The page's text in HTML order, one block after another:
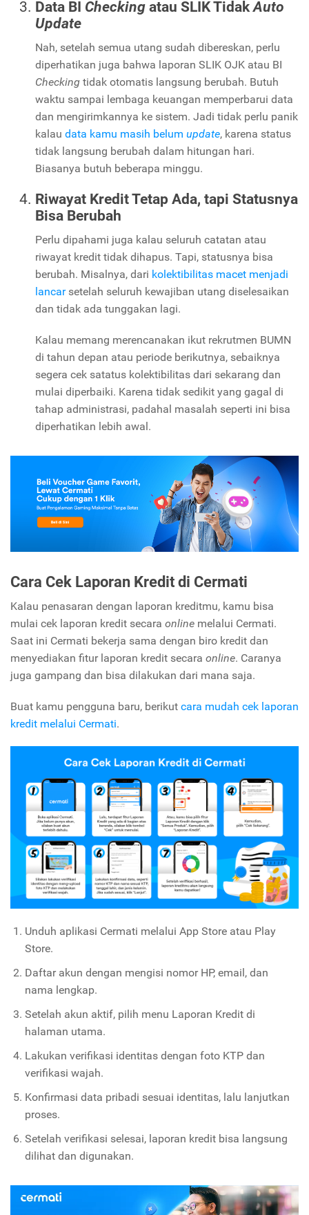
Data BI Checking atau SLIK TidakAuto
Update
Nah, setelah semua utang sudah dibereskan, perlu
diperhatikan juga bahwa laporan SLIK OJK atau BI
Checking tidak otomatis langsung berubah. Butuh
waktu sampai lembaga keuangan memperbarui data
dan mengirimkannya ke sistem. Jadi tidak perlu panik
kalau data kamu masih belum update, karena status
tidak langsung berubah dalam hitungan hari.
Biasanya butuh beberapa minggu.
Riwayat Kredit Tetap Ada, tapi Statusnya
Bisa Berubah
Perlu dipahami juga kalau seluruh catatan atau
riwayat kredit tidak dihapus. Tapi, statusnya bisa
berubah. Misalnya, dari kolektibilitas macet menjadi
lancarsetelah seluruh kewajiban utang diselesaikan
dan tidak ada tunggakan lagi.
Kalau memang merencanakan ikut rekrutmen BUMN
di tahun depan atau periode berikutnya, sebaiknya
segera cek satatus kolektibilitas dari sekarang dan
mulai diperbaiki. Karena tidak sedikit yang gagal di
tahap administrasi, padahal masalah seperti ini bisa
diperhatikan lebih awal.
Cara Cek Laporan Kredit di Cermati
Kalau penasaran dengan laporan kreditmu, kamu bisa
mulai cek laporan kredit secara online melalui Cermati.
Saat ini Cermati bekerja sama dengan biro kredit dan
menyediakan fitur laporan kredit secara online. Caranya
juga gampang dan bisa dilakukan dari mana saja.
Buat kamu pengguna baru, berikut cara mudah cek laporan
kredit melalui Cermati.
Unduh aplikasi Cermati melalui App Store atau Play
Store.
Daftar akun dengan mengisi nomor HP, email, dan
nama lengkap.
Setelah akun aktif, pilih menu Laporan Kredit di
halaman utama.
Lakukan verifikasi identitas dengan foto KTP dan
verifikasi wajah.
Konfirmasi data pribadi sesuai identitas, lalu lanjutkan
proses.
Setelah verifikasi selesai, laporan kredit bisa langsung
dilihat dan digunakan.